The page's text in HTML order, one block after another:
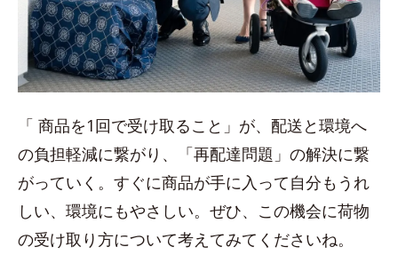
「 商品を1回で受け取ること」が、配送と環境へ
の負担軽減に繋がり、「再配達問題」の解決に繋
がっていく。すぐに商品が手に入って自分もうれ
しい、環境にもやさしい。ぜひ、この機会に荷物
の受け取り方について考えてみてくださいね。